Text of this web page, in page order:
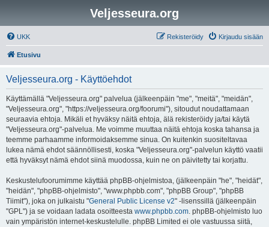
Veljesseura.org
UKK Kirjaudu sisään
Rekisteröidy
Etusivu
Veljesseura.org - Käyttöehdot
Käyttämällä "Veljesseura.org" palvelua (jälkeenpäin "me", "meitä", "meidän",
"Veljesseura.org", "https://veljesseura.org/foorumi"), sitoudut noudattamaan
seuraavia ehtoja. Mikäli et hyväksy näitä ehtoja, älä rekisteröidy ja/tai käytä
"Veljesseura.org"-palvelua. Me voimme muuttaa näitä ehtoja koska tahansa ja
teemme parhaamme informoidaksemme sinua. On kuitenkin suositeltavaa
lukea nämä ehdot säännöllisesti, koska "Veljesseura.org"-palvelun käyttö vaatii
että hyväksyt nämä ehdot siinä muodossa, kuin ne on päivitetty tai korjattu.
Keskustelufoorumimme käyttää phpBB-ohjelmistoa, (jälkeenpäin "he", "heidät",
"heidän", "phpBB-ohjelmisto", "www.phpbb.com", "phpBB Group", "phpBB
Tiimit"), joka on julkaistu "General Public License v2" -lisenssillä (jälkeenpäin
"GPL") ja se voidaan ladata osoitteesta www.phpbb.com. phpBB-ohjelmisto luo
vain ympäristön internet-keskustelulle. phpBB Limited ei ole vastuussa siitä,